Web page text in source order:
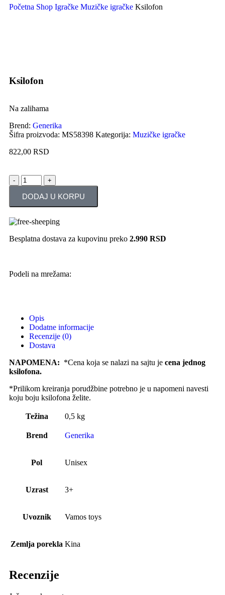
Početna Shop Igračke Muzičke igračke Ksilofon
Ksilofon
Na zalihama
Brend: Generika
Šifra proizvoda: MS58398 Kategorija: Muzičke igračke
822,00 RSD
DODAJ U KORPU
Besplatna dostava za kupovinu preko 2.990 RSD
Podeli na mrežama:
Opis
Dodatne informacije
Recenzije (0)
Dostava
NAPOMENA: *Cena koja se nalazi na sajtu je cena jednog
ksilofona.
*Prilikom kreiranja porudžbine potrebno je u napomeni navesti
koju boju ksilofona želite.
Težina 0,5 kg
Brend Generika
Pol Unisex
Uzrast 3+
Uvoznik Vamos toys
Zemlja porekla Kina
Recenzije